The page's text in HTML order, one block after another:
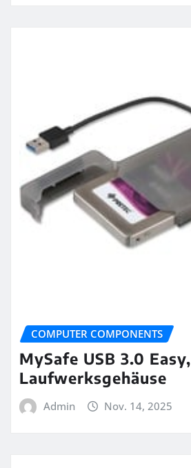
COMPUTER COMPONENTS
MySafe USB 3.0 Easy,
Laufwerksgehäuse
Admin Nov. 14, 2025